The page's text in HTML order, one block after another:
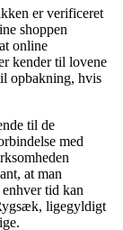
er verificeret
shoppen
online
kender til lovene
opbakning, hvis
til de
med
at man
tid kan
ligegyldigt